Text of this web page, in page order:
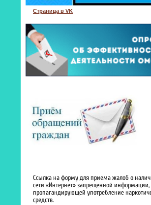
Страница в VK
Ссылка на форму для приема жалоб о
сети «Интернет» запрещенной информации,
пропагандирующей употребление
средств.